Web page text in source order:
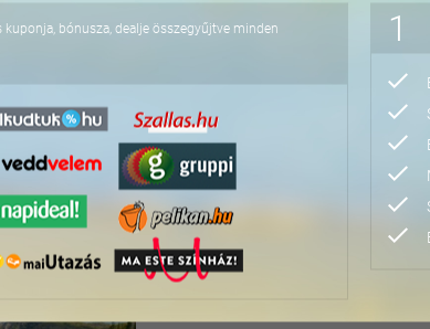
bónusza, dealje összegyűjtve minden 1
Pihentető napok
2 éjszaka 2 fő részére félpanzióval, az
Hotel Írisz
4431 Nyíregyháza, Szódaház u. 10.
maiUtazás
69.900 Ft
Hangulatos pihenés a